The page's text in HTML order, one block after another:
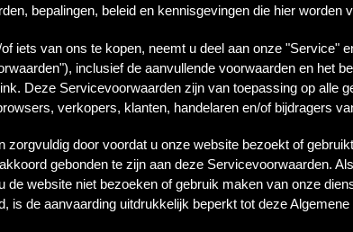
bepalingen, beleid en kennisgevingen die hier worden
iets van ons te kopen, neemt u deel aan onze "Service"
inclusief de aanvullende voorwaarden en het
Deze Servicevoorwaarden zijn van toepassing op alle
verkopers, klanten, handelaren en/of bijdragers
zorgvuldig door voordat u onze website bezoekt of
gebonden te zijn aan deze Servicevoorwaarden.
de website niet bezoeken of gebruik maken van onze
is de aanvaarding uitdrukkelijk beperkt tot deze Algemene